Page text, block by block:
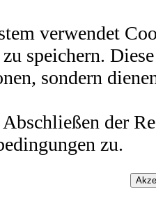
verwendet
speichern.
sondern
der
zu.